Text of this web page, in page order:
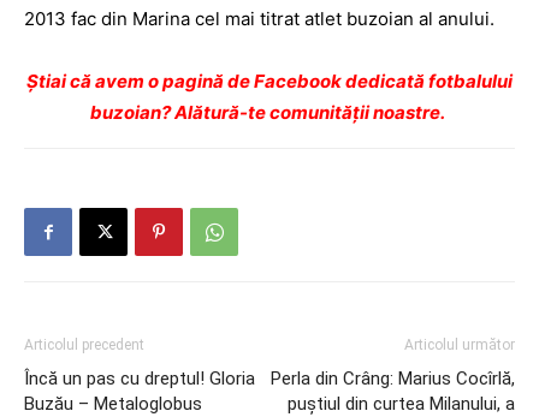
2013 fac din Marina cel mai titrat atlet buzoian al anului.
Ştiai că avem o pagină de Facebook dedicată fotbalului
buzoian? Alătură-te comunității noastre.
Articolul precedent
Încă un pas cu dreptul! Gloria
Buzău – Metaloglobus
Articolul următor
Perla din Crâng: Marius Cocîrlă,
puştiul din curtea Milanului, a